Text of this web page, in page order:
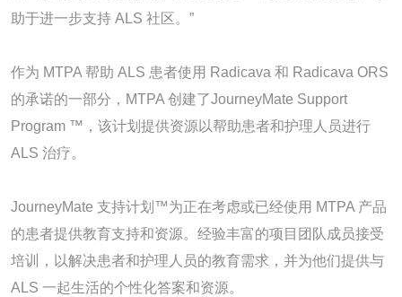
助于进一步支持 ALS 社区。”
作为 MTPA 帮助 ALS 患者使用 Radicava 和 Radicava ORS
的承诺的一部分，MTPA 创建了JourneyMate Support
Program ™，该计划提供资源以帮助患者和护理人员进行
ALS 治疗。
JourneyMate 支持计划™为正在考虑或已经使用 MTPA 产品
的患者提供教育支持和资源。经验丰富的项目团队成员接受
培训，以解决患者和护理人员的教育需求，并为他们提供与
ALS 一起生活的个性化答案和资源。